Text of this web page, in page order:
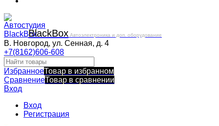
BlackBox Автоэлектроника и доп. оборудование
В. Новгород, ул. Сенная, д. 4
+7(8162)606-608
ИзбранноеТовар в избранном
СравнениеТовар в сравнении
Вход
Вход
Регистрация